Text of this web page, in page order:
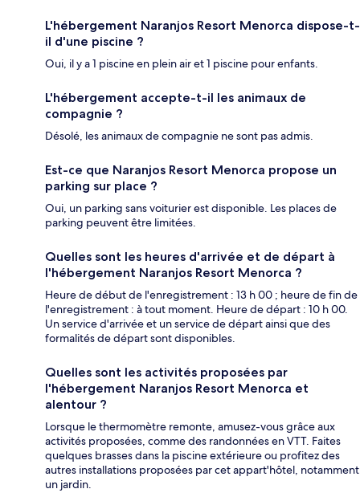
L'hébergement Naranjos Resort Menorca dispose-t-
il d'une piscine ?
Oui, il y a 1 piscine en plein air et 1 piscine pour enfants.
L'hébergement accepte-t-il les animaux de
compagnie ?
Désolé, les animaux de compagnie ne sont pas admis.
Est-ce que Naranjos Resort Menorca propose un
parking sur place ?
Oui, un parking sans voiturier est disponible. Les places de
parking peuvent être limitées.
Quelles sont les heures d'arrivée et de départ à
l'hébergement Naranjos Resort Menorca ?
Heure de début de l'enregistrement : 13 h 00 ; heure de fin de
l'enregistrement : à tout moment. Heure de départ : 10 h 00.
Un service d'arrivée et un service de départ ainsi que des
formalités de départ sont disponibles.
Quelles sont les activités proposées par
l'hébergement Naranjos Resort Menorca et
alentour ?
Lorsque le thermomètre remonte, amusez-vous grâce aux
activités proposées, comme des randonnées en VTT. Faites
quelques brasses dans la piscine extérieure ou profitez des
autres installations proposées par cet appart'hôtel, notamment
un jardin.